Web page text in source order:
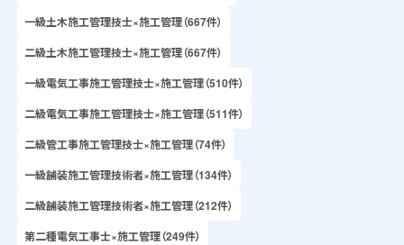
一級土木施工管理技士×施工管理（667件）
二級土木施工管理技士×施工管理（667件）
一級電気工事施工管理技士×施工管理（510件）
二級電気工事施工管理技士×施工管理（511件）
二級管工事施工管理技士×施工管理（74件）
一級舗装施工管理技術者×施工管理（134件）
二級舗装施工管理技術者×施工管理（212件）
第二種電気工事士×施工管理（249件）